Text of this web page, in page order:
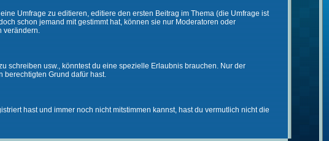
Umfrage zu editieren, editiere den ersten Beitrag im Thema (die Umfrage ist
schon jemand mit gestimmt hat, können sie nur Moderatoren oder
verändern.
schreiben usw., könntest du eine spezielle Erlaubnis brauchen. Nur der
berechtigten Grund dafür hast.
hast und immer noch nicht mitstimmen kannst, hast du vermutlich nicht die